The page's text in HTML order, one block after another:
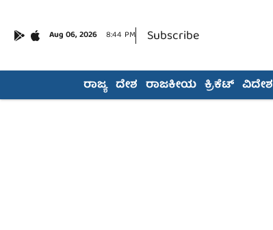
Aug 06, 2026 8:44 PM Subscribe
ರಾಜ್ಯ ದೇಶ ರಾಜಕೀಯ ಕ್ರಿಕೆಟ್ ವಿದೇಶ